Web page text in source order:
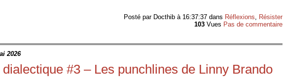
Posté par Docthib à 16:37:37 dans Réflexions, Résister
103 Vues Pas de commentaire
2026
dialectique #3 – Les punchlines de Linny Brando